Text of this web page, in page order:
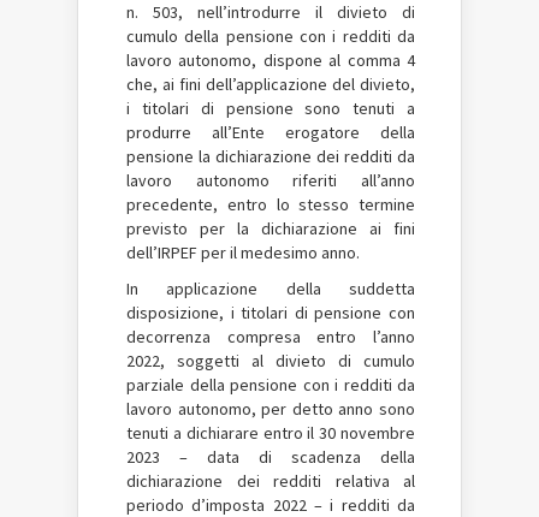
n. 503, nell’introdurre il divieto di
cumulo della pensione con i redditi da
lavoro autonomo, dispone al comma 4
che, ai fini dell’applicazione del divieto,
i titolari di pensione sono tenuti a
produrre all’Ente erogatore della
pensione la dichiarazione dei redditi da
lavoro autonomo riferiti all’anno
precedente, entro lo stesso termine
previsto per la dichiarazione ai fini
dell’IRPEF per il medesimo anno.
In applicazione della suddetta
disposizione, i titolari di pensione con
decorrenza compresa entro l’anno
2022, soggetti al divieto di cumulo
parziale della pensione con i redditi da
lavoro autonomo, per detto anno sono
tenuti a dichiarare entro il 30 novembre
2023 – data di scadenza della
dichiarazione dei redditi relativa al
periodo d’imposta 2022 – i redditi da